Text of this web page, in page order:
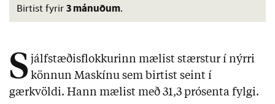
Birtist fyrir 3 mánuðum.
S jálfstæðisflokkurinn mælist stærstur í nýrri
könnun Maskínu sem birtist seint í
gærkvöldi. Hann mælist með 31,3 prósenta fylgi.